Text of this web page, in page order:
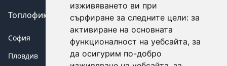
изживяването ви при
сърфиране за следните цели: за
активиране на основната
функционалност на уебсайта, за
да осигурим по-добро
Топлофикация аварии
София
Пловдив